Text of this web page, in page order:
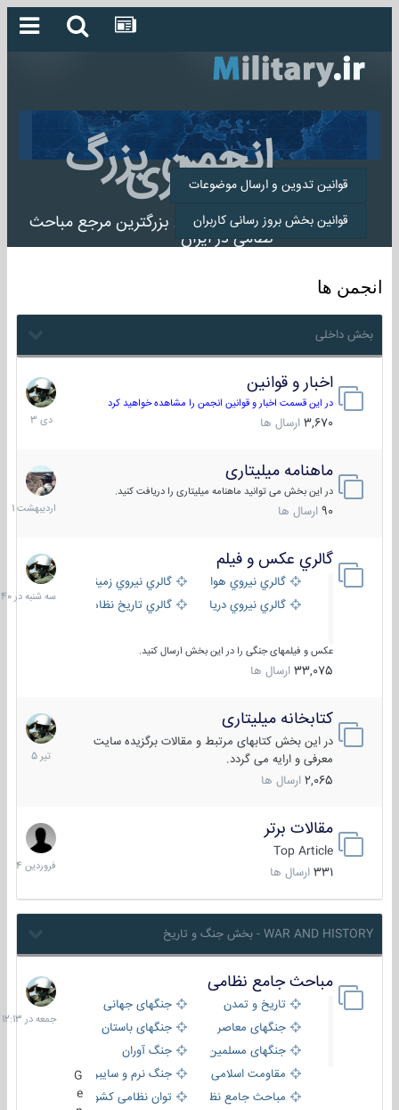
انجمن بزرگ
میلیتاری
انجمن میلیتاری بزرگترین مرجع مباحث
نظامی در ایران
قوانین تدوین و ارسال موضوعات
قوانین بخش بروز رسانی کاربران
انجمن ها
بخش داخلی
اخبار و قوانین
در این قسمت اخبار و قوانین انجمن را مشاهده خواهید کرد
3,670 ارسال ها
22
دی
1403
ماهنامه میلیتاری
در این بخش می توانید ماهنامه میلیتاری را دریافت کنید.
90 ارسال ها
30
1401
گالري عكس و فيلم
گالري نيروي هوايي
گالري نيروي زميني
گالري نيروي دريايي
گالري تاریخ نظامی
عکس و فیلمهای جنگی را در این بخش ارسال کنید.
33,075 ارسال ها
سه
شنبه
در
کتابخانه میلیتاری
در این بخش کتابهای مرتبط و مقالات برگزیده سایت
معرفی و ارایه می گردد.
2,065 ارسال ها
16
تیر
1405
مقالات برتر
Top Article
331 ارسال ها
29
فروردین
1404
WAR AND HISTORY - بخش جنگ و تاریخ
مباحث جامع نظامی
تاریخ و تمدن
جنگهای جهانی
جنگهای معاصر
جنگهای باستان
جنگهای مسلمین
جنگ آوران
مقاومت اسلامی
جنگ نرم و سایبری
مباحث جامع نظامی
توان نظامی کشورها
جمعه
در
12:13